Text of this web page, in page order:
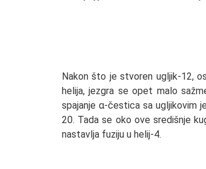
Nakon što je stvoren ugljik-12,
helija, jezgra se opet malo
spajanje α-čestica sa ugljikovim
20. Tada se oko ove središnje
nastavlja fuziju u helij-4.